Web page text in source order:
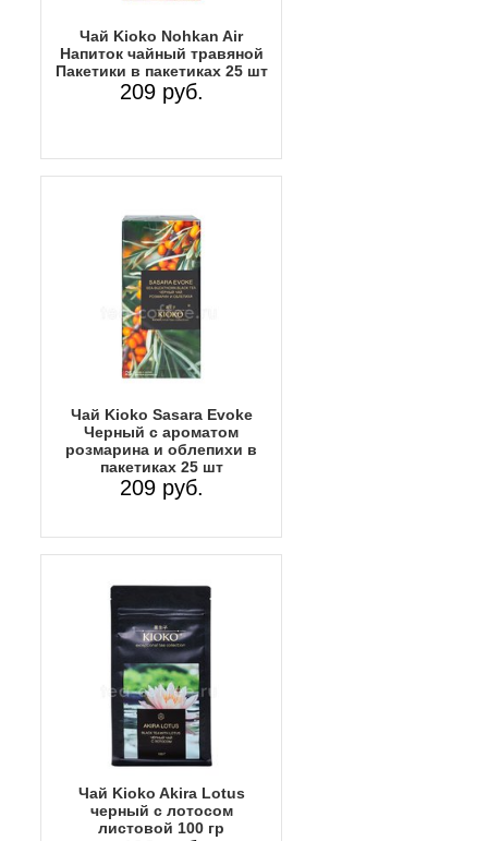
Чай Kioko Nohkan Air
Напиток чайный травяной
Пакетики в пакетиках 25 шт
209 руб.
Чай Kioko Sasara Evoke
Черный с ароматом
розмарина и облепихи в
пакетиках 25 шт
209 руб.
Чай Kioko Akira Lotus
черный с лотосом
листовой 100 гр